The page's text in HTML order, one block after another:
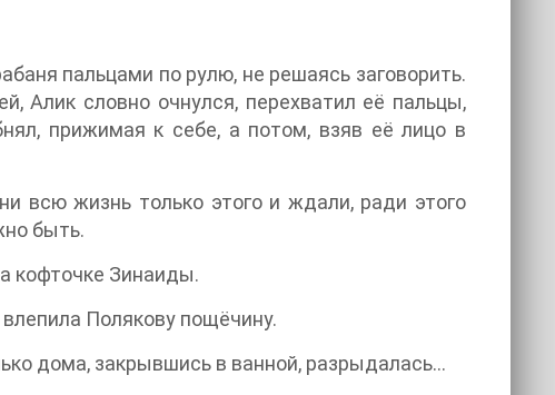
пальцами по рулю, не решаясь заговорить.
Алик словно очнулся, перехватил её пальцы,
прижимая к себе, а потом, взяв её лицо в
всю жизнь только этого и ждали, ради этого
быть.
кофточке Зинаиды.
Полякову пощёчину.
дома, закрывшись в ванной, разрыдалась…